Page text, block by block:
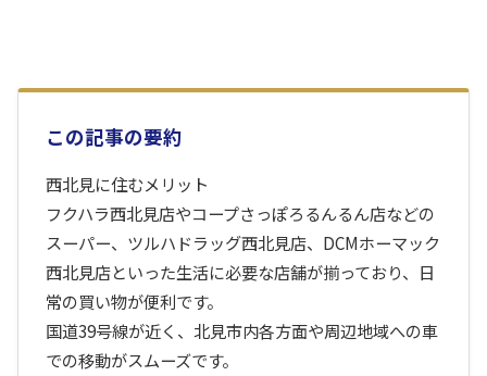
この記事の要約
西北見に住むメリット
フクハラ西北見店やコープさっぽろるんるん店などの
スーパー、ツルハドラッグ西北見店、DCMホーマック
西北見店といった生活に必要な店舗が揃っており、日
常の買い物が便利です。
国道39号線が近く、北見市内各方面や周辺地域への車
での移動がスムーズです。